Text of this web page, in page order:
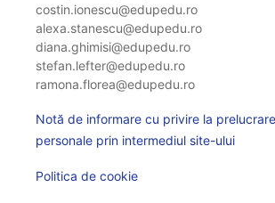
costin.ionescu@edupedu.ro
alexa.stanescu@edupedu.ro
diana.ghimisi@edupedu.ro
stefan.lefter@edupedu.ro
ramona.florea@edupedu.ro
Notă de informare cu privire la
personale prin intermediul site-ului
Politica de cookie